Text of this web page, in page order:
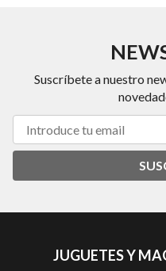
Suscríbete a nuestro
JUGUETES Y